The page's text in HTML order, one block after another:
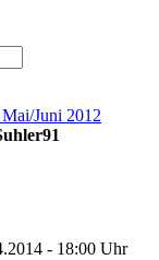
Juni 2012
- 18:00 Uhr